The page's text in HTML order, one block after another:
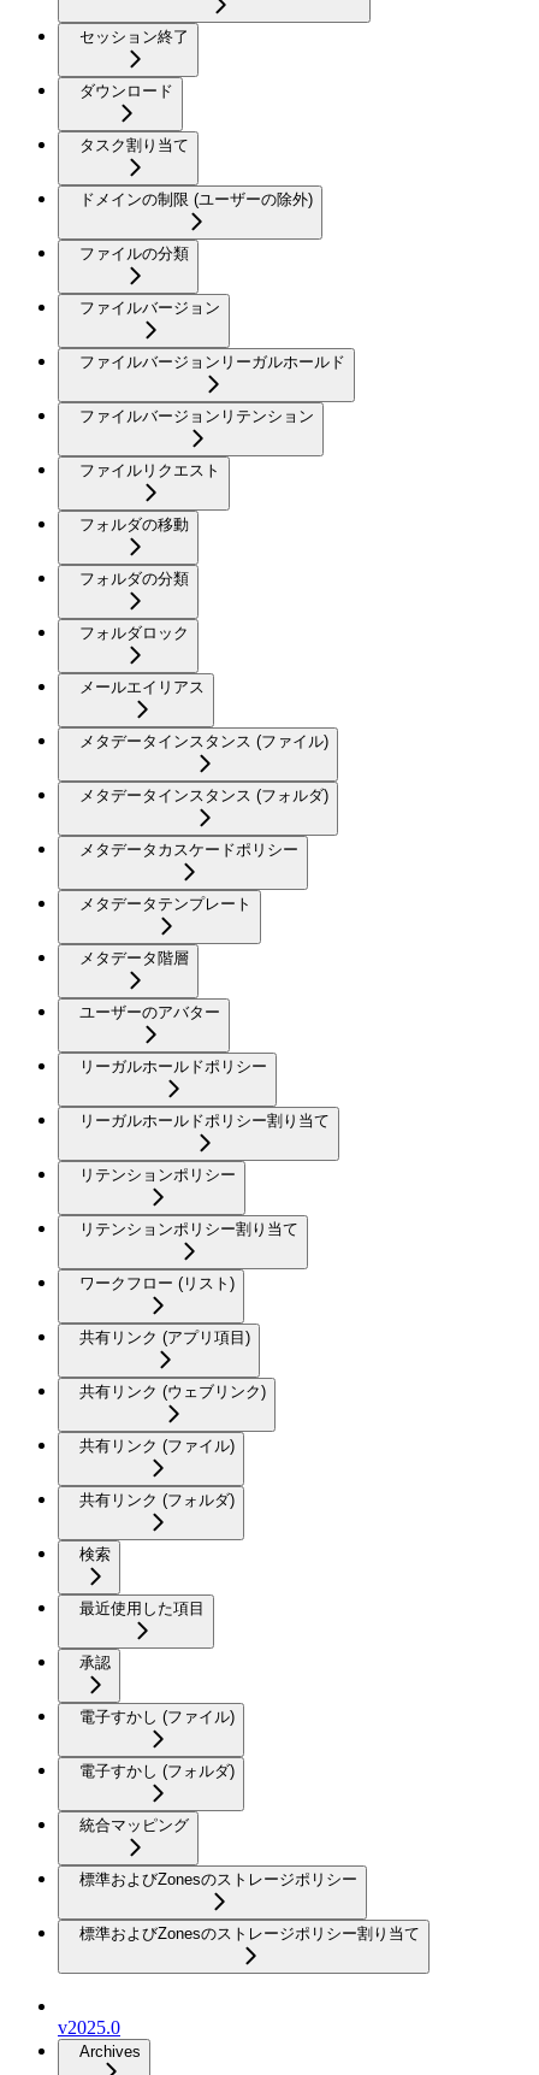
セッション終了
ダウンロード
タスク割り当て
ドメインの制限 (ユーザーの除外)
ファイルの分類
ファイルバージョン
ファイルバージョンリーガルホールド
ファイルバージョンリテンション
ファイルリクエスト
フォルダの移動
フォルダの分類
フォルダロック
メールエイリアス
メタデータインスタンス (ファイル)
メタデータインスタンス (フォルダ)
メタデータカスケードポリシー
メタデータテンプレート
メタデータ階層
ユーザーのアバター
リーガルホールドポリシー
リーガルホールドポリシー割り当て
リテンションポリシー
リテンションポリシー割り当て
ワークフロー (リスト)
共有リンク (アプリ項目)
共有リンク (ウェブリンク)
共有リンク (ファイル)
共有リンク (フォルダ)
検索
最近使用した項目
承認
電子すかし (ファイル)
電子すかし (フォルダ)
統合マッピング
標準およびZonesのストレージポリシー
標準およびZonesのストレージポリシー割り当て
v2025.0
Archives